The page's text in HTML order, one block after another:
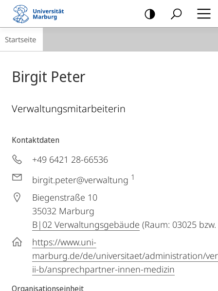
Mobile-
Navigation
Navigation
Startseite
Birgit Peter
Verwaltungsmitarbeiterin
Kontaktdaten
+49 6421 28-66536
birgit.peter@verwaltung 1
Biegenstraße 10
35032 Marburg
B|02 Verwaltungsgebäude (Raum: 03025
https://www.uni-
marburg.de/de/universitaet/administration/
ii-b/ansprechpartner-innen-medizin
Organisationseinheit